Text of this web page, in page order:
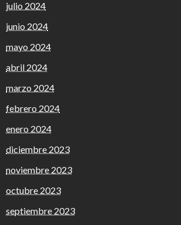
julio 2024
junio 2024
mayo 2024
abril 2024
marzo 2024
febrero 2024
enero 2024
diciembre 2023
noviembre 2023
octubre 2023
septiembre 2023